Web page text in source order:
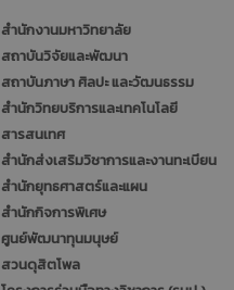
สำนักงานมหาวิทยาลัย
สถาบันวิจัยและพัฒนา
สถาบันภาษา ศิลปะ และวัฒนธรรม
สำนักวิทยบริการและเทคโนโลยี
สารสนเทศ
สำนักส่งเสริมวิชาการและงานทะเบียน
สำนักยุทธศาสตร์และแผน
สำนักกิจการพิเศษ
ศูนย์พัฒนาทุนมนุษย์
สวนดุสิตโพล